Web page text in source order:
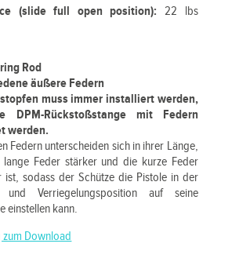
(slide full open position): 22 lbs
Rod
äußere Federn
muss immer installiert werden,
DPM-Rückstoßstange mit Federn
werden.
Federn unterscheiden sich in ihrer Länge,
Feder stärker und die kurze Feder
ist, sodass der Schütze die Pistole in der
und Verriegelungsposition auf seine
einstellen kann.
Download